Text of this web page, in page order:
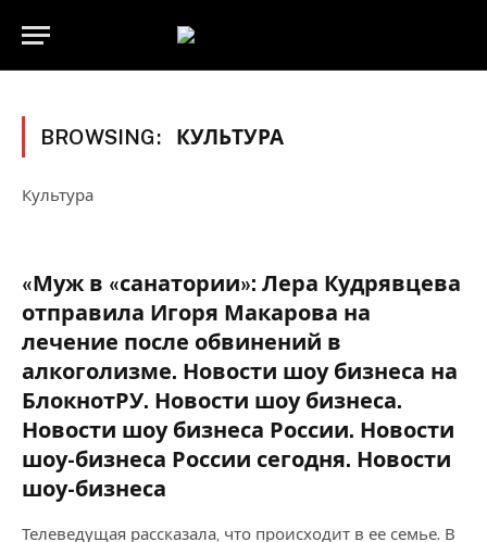
BROWSING: КУЛЬТУРА
Культура
«Муж в «санатории»: Лера Кудрявцева
отправила Игоря Макарова на
лечение после обвинений в
алкоголизме. Новости шоу бизнеса на
БлокнотРУ. Новости шоу бизнеса.
Новости шоу бизнеса России. Новости
шоу-бизнеса России сегодня. Новости
шоу-бизнеса
Телеведущая рассказала, что происходит в ее семье. В